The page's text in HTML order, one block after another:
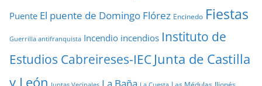
Puente El puente de Domingo Flórez Encinedo Fiestas
Guerrilla antifranquista Incendio incendios Instituto de
Estudios Cabreireses-IEC Junta de Castilla
y León